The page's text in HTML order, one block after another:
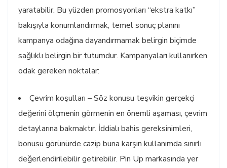
yaratabilir. Bu yüzden promosyonları “ekstra katkı”
bakışıyla konumlandırmak, temel sonuç planını
kampanya odağına dayandırmamak belirgin biçimde
sağlıklı belirgin bir tutumdur. Kampanyaları kullanırken
odak gereken noktalar:
Çevrim koşulları – Söz konusu teşvikin gerçekçi
değerini ölçmenin görmenin en önemli aşaması, çevrim
detaylarına bakmaktır. İddialı bahis gereksinimleri,
bonusu görünürde cazip buna karşın kullanımda sınırlı
değerlendirilebilir getirebilir. Pin Up markasında yer